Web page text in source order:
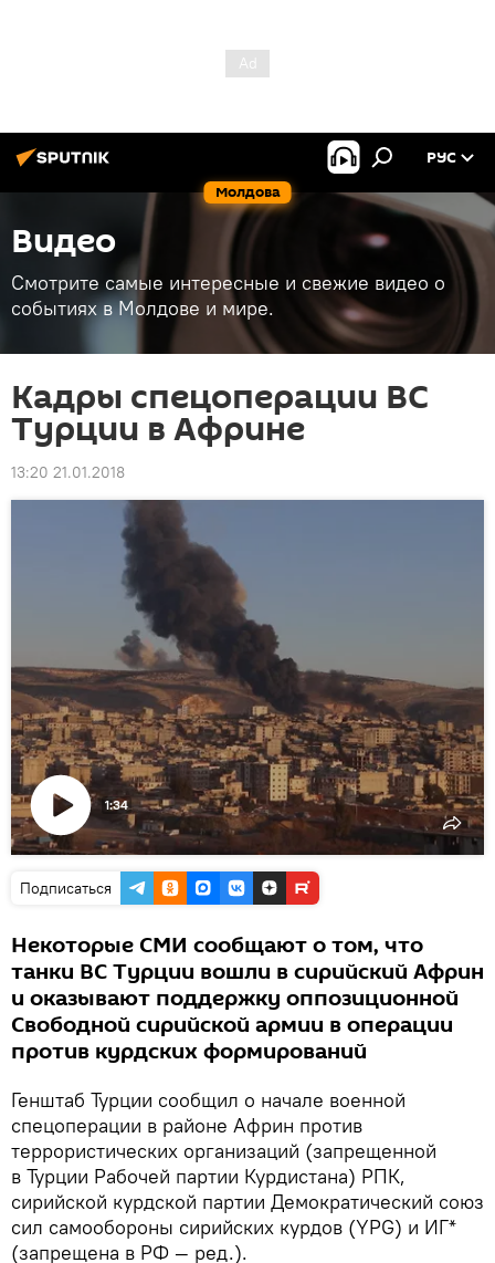
Молдова
РУС
Видео
Смотрите самые интересные и свежие видео о
событиях в Молдове и мире.
Кадры спецоперации ВС
Турции в Африне
13:20 21.01.2018
Воспроизвести
1:34
Подписаться
Некоторые СМИ сообщают о том, что
танки ВС Турции вошли в сирийский Африн
и оказывают поддержку оппозиционной
Свободной сирийской армии в операции
против курдских формирований
Генштаб Турции сообщил о начале военной
спецоперации в районе Африн против
террористических организаций (запрещенной
в Турции Рабочей партии Курдистана) РПК,
сирийской курдской партии Демократический союз
сил самообороны сирийских курдов (YPG) и ИГ*
(запрещена в РФ — ред.).